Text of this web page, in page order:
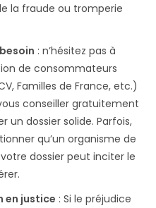
la fraude ou tromperie
: n’hésitez pas à
de consommateurs
Familles de France, etc.)
conseiller gratuitement
un dossier solide. Parfois,
qu’un organisme de
dossier peut inciter le
en justice : Si le préjudice